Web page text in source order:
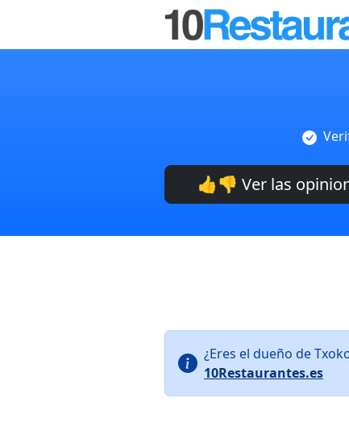
👍👎 Ver las
¿Eres el dueño de
10Restaurantes.es